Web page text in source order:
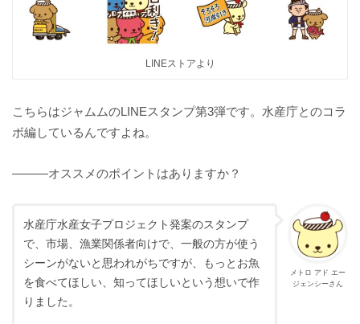
LINEストアより
こちらはジャムムのLINEスタンプ第3弾です。水産庁とのコラ
ボ編しているんですよね。
———オススメのポイントはありますか？
メトロ アド エー
ジェンシーさん
水産庁水産女子プロジェクト発案のスタンプ
で、市場、漁業関係者向けで、一般の方が使う
シーンがないと思われがちですが、もっとお魚
を食べてほしい、知ってほしいという想いで作
りました。